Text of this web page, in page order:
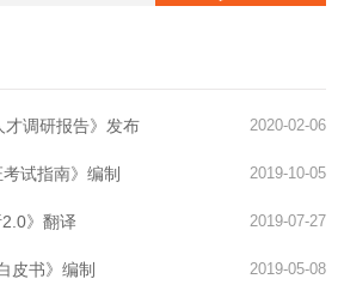
才调研报告》发布 2020-02-06
试指南》编制 2019-10-05
2.0》翻译 2019-07-27
皮书》编制 2019-05-08